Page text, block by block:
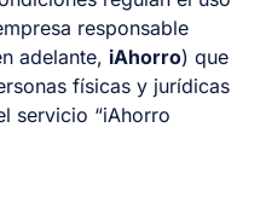
responsable
adelante, iAhorro) que
físicas y jurídicas
servicio “iAhorro